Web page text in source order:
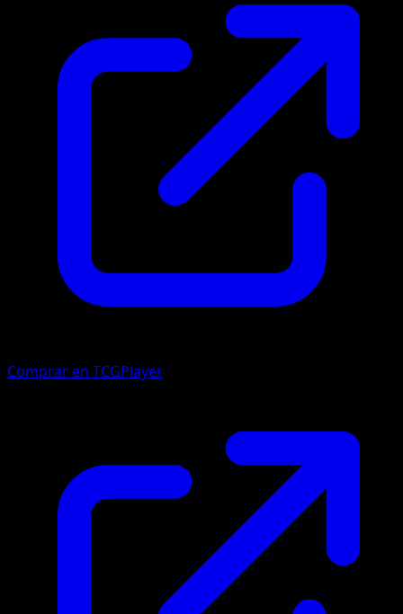
Comprar en TCGPlayer